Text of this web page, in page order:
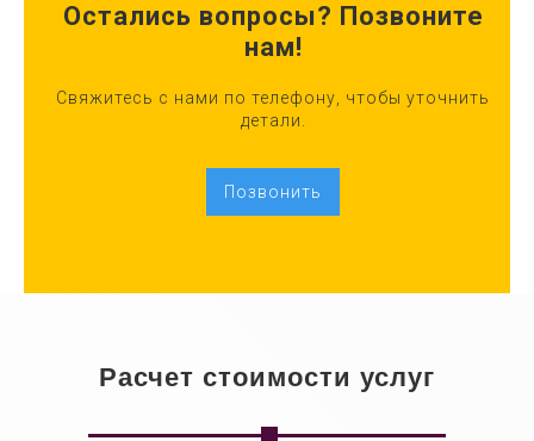
Остались вопросы? Позвоните
нам!
Свяжитесь с нами по телефону, чтобы уточнить
детали.
Позвонить
Расчет стоимости услуг